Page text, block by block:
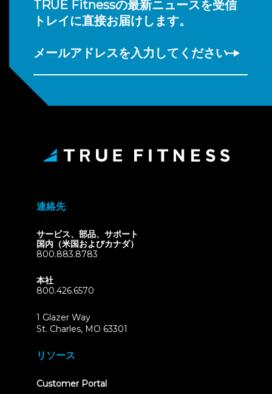
TRUE Fitnessの最新ニュースを受信
トレイに直接お届けします。
メールアドレスを入力してください
連絡先
サービス、部品、サポート
国内（米国およびカナダ）
800.883.8783
本社
800.426.6570
1 Glazer Way
St. Charles, MO 63301
リソース
Customer Portal(opens